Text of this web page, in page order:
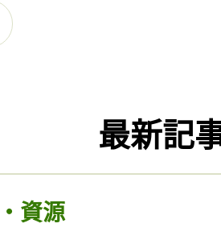
最新記
資源